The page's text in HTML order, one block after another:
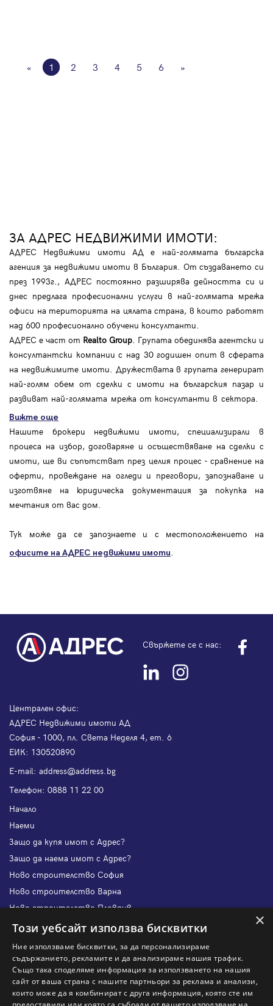
« 1 2 3 4 5 6 »
ЗА АДРЕС НЕДВИЖИМИ ИМОТИ:
АДРЕС Недвижими имоти АД е най-голямата българска
агенция за недвижими имоти в България. От създаването си
през 1993г., АДРЕС постоянно разширява дейността си и
днес предлага професионални услуги в най-голямата мрежа
офиси на територията на цялата страна, в които работят
над 600 професионално обучени консултанти.
АДРЕС е част от Realto Group. Групата обединява агентски и
консултантски компании с над 30 годишен опит в сферата
на недвижимите имоти. Дружествата в групата генерират
най-голям обем от сделки с имоти на българския пазар и
развиват най-голямата мрежа от консултанти в сектора.
Вижте още
Нашите брокери недвижими имоти, специализирали в
процеса на избор, договаряне и осъществяване на сделки с
имоти, ще ви съпътстват през целия процес - сравнение на
оферти, провеждане на огледи и преговори, запознаване и
изготвяне на юридическа документация за покупка на
мечтания от вас дом.
Тук може да се запознаете и с местоположението на
офисите на АДРЕС недвижими имоти.
Свържете се с нас:
Централен офис:
АДРЕС Недвижими имоти АД
София - 1000, пл. Света Неделя 4, ет. 6
ЕИК: 130520890
Е-mail: address@address.bg
Телефон: 0888 11 22 00
Начало
Наеми
Защо да купя имот с Адрес?
Защо да наема имот с Адрес?
Ново строителство София
Ново строителство Варна
Ново строителство Пловдив
Ново строителство Бургас
Защо да отдам имот с Адрес?
Наши офиси
Кариери
×
Този уебсайт използва бисквитки
Ние използваме бисквитки, за да персонализираме
съдържанието, рекламите и да анализираме нашия трафик.
Също така споделяме информация за използването на нашия
сайт от ваша страна с нашите партньори за реклама и анализи,
които може да я комбинират с друга информация, която сте им